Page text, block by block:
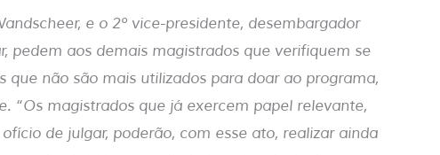
e o 2º vice-presidente, desembargador
pedem aos demais magistrados que verifiquem se
que não são mais utilizados para doar ao programa,
“Os magistrados que já exercem papel relevante,
de julgar, poderão, com esse ato, realizar ainda